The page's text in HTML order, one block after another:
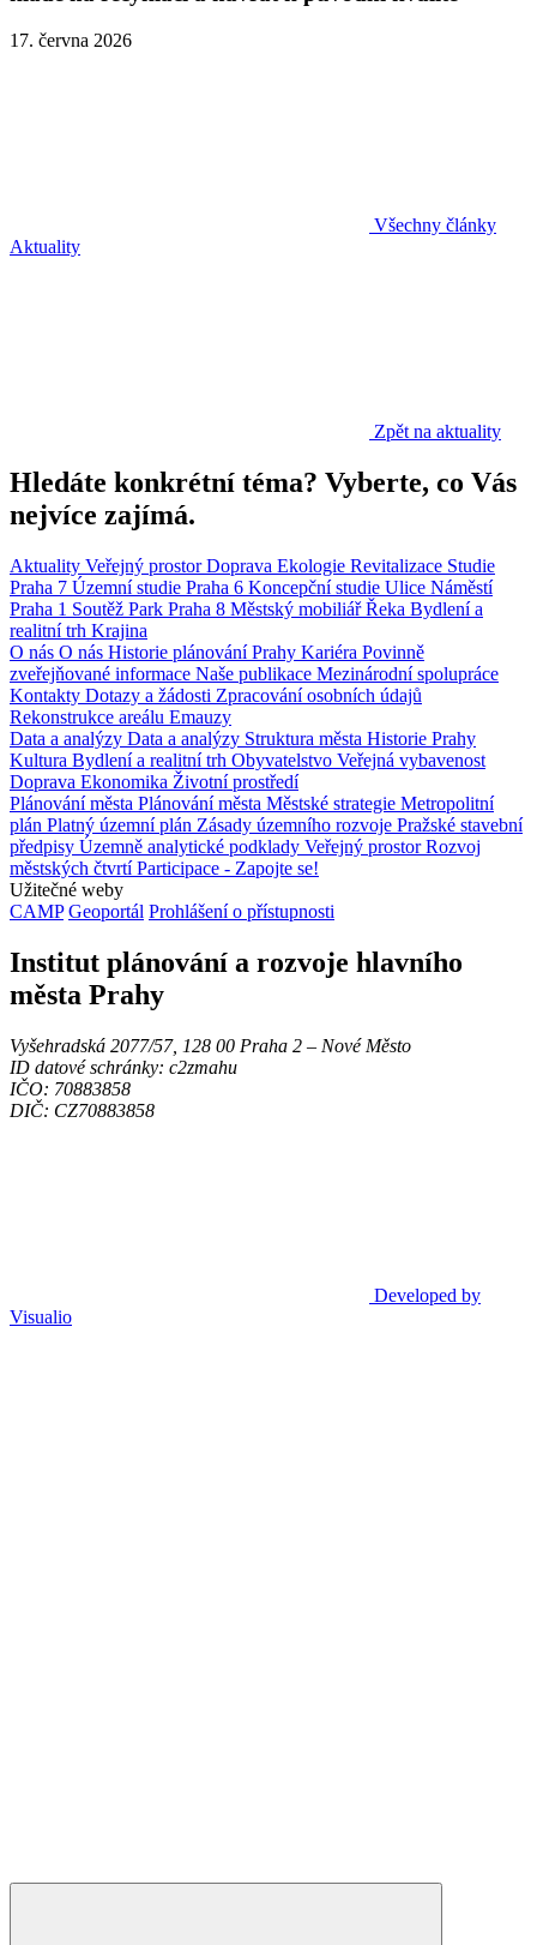
17. června 2026
Všechny články
Aktuality
Zpět na aktuality
Hledáte konkrétní téma? Vyberte, co Vás
nejvíce zajímá.
Aktuality Veřejný prostorDoprava Ekologie Revitalizace Studie
Praha 7 Územní studie Praha 6 Koncepční studie Ulice Náměstí
Praha 1 Soutěž Park Praha 8 Městský mobiliářŘeka Bydlení a
realitní trh Krajina
O nás O nás Historie plánování Prahy Kariéra Povinně
zveřejňované informace Naše publikace Mezinárodní spolupráce
Kontakty Dotazy a žádosti Zpracování osobních údajů
Rekonstrukce areálu Emauzy
Data a analýzy Data a analýzy Struktura města Historie Prahy
Kultura Bydlení a realitní trh Obyvatelstvo Veřejná vybavenost
Doprava Ekonomika Životní prostředí
Plánování města Plánování města Městské strategie Metropolitní
plán Platný územní plán Zásady územního rozvoje Pražské stavební
předpisy Územně analytické podklady Veřejný prostorRozvoj
městských čtvrtíParticipace - Zapojte se!
Užitečné weby
CAMP Geoportál Prohlášení o přístupnosti
Institut plánování a rozvoje hlavního
města Prahy
Vyšehradská 2077/57, 128 00 Praha 2 ‒ Nové Město
ID datové schránky: c2zmahu
IČO: 70883858
DIČ: CZ70883858
Developed by
Visualio